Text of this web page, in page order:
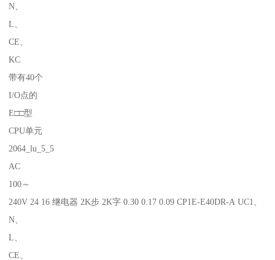
N、
L、
CE、
KC
带有40个
I/O点的
E□□型
CPU单元
2064_lu_5_5
AC
100～
240V 24 16 继电器 2K步 2K字 0.30 0.17 0.09 CP1E-E40DR-A UC1、
N、
L、
CE、